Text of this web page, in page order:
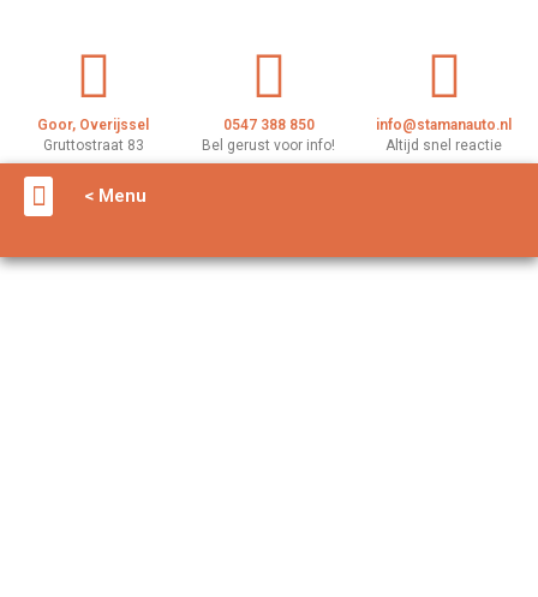
Goor, Overijssel
Gruttostraat 83
0547 388 850
Bel gerust voor info!
info@stamanauto.nl
Altijd snel reactie
< Menu